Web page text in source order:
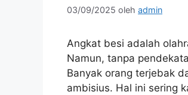
03/09/2025 oleh admin
Angkat besi adalah
Namun, tanpa
Banyak orang terjebak
ambisius. Hal ini sering